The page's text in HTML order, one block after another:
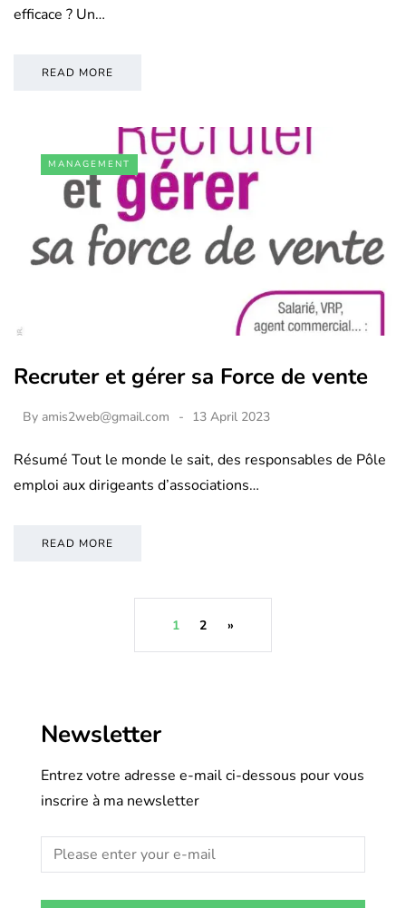
efficace ? Un…
READ MORE
MANAGEMENT
Recruter et gérer sa Force de vente
By amis2web@gmail.com 13 April 2023
Résumé Tout le monde le sait, des responsables de Pôle
emploi aux dirigeants d’associations…
READ MORE
1 2 »
Newsletter
Entrez votre adresse e-mail ci-dessous pour vous
inscrire à ma newsletter